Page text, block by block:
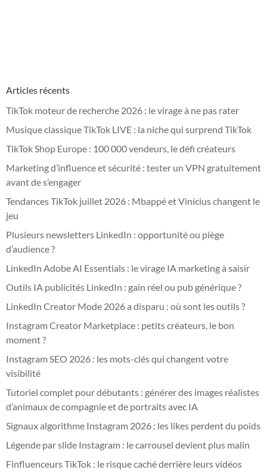
Articles récents
TikTok moteur de recherche 2026 : le virage à ne pas rater
Musique classique TikTok LIVE : la niche qui surprend TikTok
TikTok Shop Europe : 100 000 vendeurs, le défi créateurs
Marketing d’influence et sécurité : tester un VPN gratuitement
avant de s’engager
Tendances TikTok juillet 2026 : Mbappé et Vinícius changent le
jeu
Plusieurs newsletters LinkedIn : opportunité ou piège
d’audience ?
LinkedIn Adobe AI Essentials : le virage IA marketing à saisir
Outils IA publicités LinkedIn : gain réel ou pub générique ?
LinkedIn Creator Mode 2026 a disparu : où sont les outils ?
Instagram Creator Marketplace : petits créateurs, le bon
moment ?
Instagram SEO 2026 : les mots-clés qui changent votre
visibilité
Tutoriel complet pour débutants : générer des images réalistes
d’animaux de compagnie et de portraits avec IA
Signaux algorithme Instagram 2026 : les likes perdent du poids
Légende par slide Instagram : le carrousel devient plus malin
Finfluenceurs TikTok : le risque caché derrière leurs vidéos